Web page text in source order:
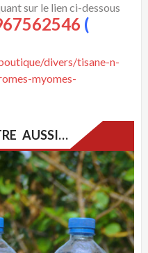
sur le lien ci-dessous
(
divers/tisane-n-
myomes-
AUSSI…